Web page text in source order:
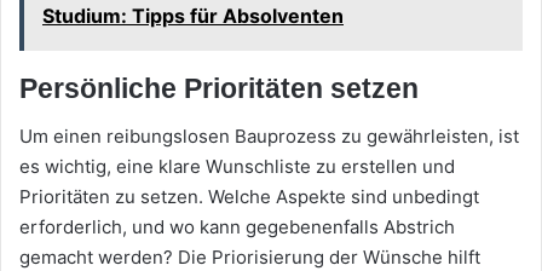
Studium: Tipps für Absolventen
Persönliche Prioritäten setzen
Um einen reibungslosen Bauprozess zu gewährleisten, ist
es wichtig, eine klare Wunschliste zu erstellen und
Prioritäten zu setzen. Welche Aspekte sind unbedingt
erforderlich, und wo kann gegebenenfalls Abstrich
gemacht werden? Die Priorisierung der Wünsche hilft